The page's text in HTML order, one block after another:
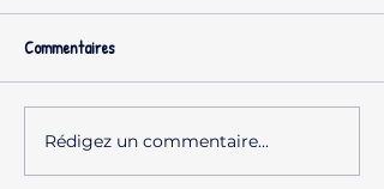
Commentaires
Rédigez un commentaire...